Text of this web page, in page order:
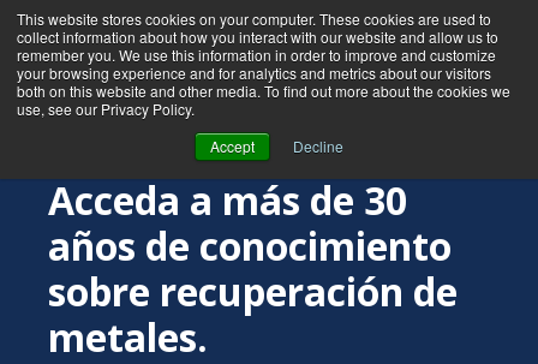
This website stores cookies on your computer. These cookies are used to
collect information about how you interact with our website and allow us to
remember you. We use this information in order to improve and customize
your browsing experience and for analytics and metrics about our visitors
both on this website and other media. To find out more about the cookies we
use, see our Privacy Policy.
Accept
Decline
Acceda a más de 30
años de conocimiento
sobre recuperación de
metales.